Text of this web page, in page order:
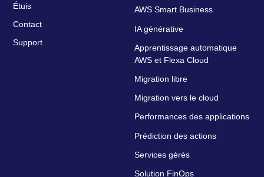
Étuis
Contact
Support
AWS Smart Business
IA générative
Apprentissage automatique
AWS et Flexa Cloud
Migration libre
Migration vers le cloud
Performances des applications
Prédiction des actions
Services gérés
Solution FinOps